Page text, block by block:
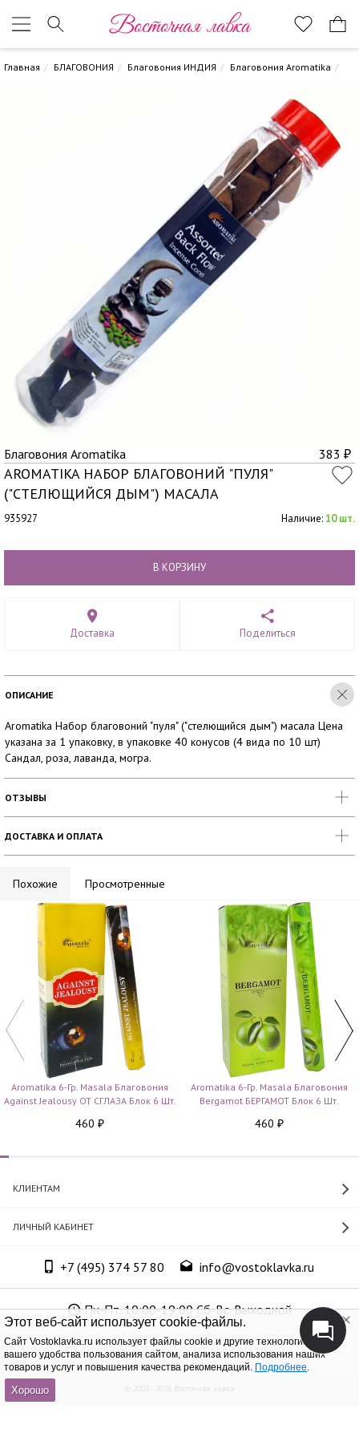
Этот веб-сайт использует cookie-файлы.
Cайт Vostoklavka.ru использует файлы cookie и другие технологии для
вашего удобства пользования сайтом, анализа использования наших
товаров и услуг и повышения качества рекомендаций. Подробнее.
Хорошо
Восточная лавка
Главная БЛАГОВОНИЯ Благовония ИНДИЯ Благовония Aromatika
Благовония Aromatika 383 ₽
AROMATIKA НАБОР БЛАГОВОНИЙ "ПУЛЯ"
("СТЕЛЮЩИЙСЯ ДЫМ") МАСАЛА
935927 Наличие:10 шт.
В КОРЗИНУ
Доставка Поделиться
ОПИСАНИЕ
Aromatika Набор благовоний "пуля" ("стелющийся дым") масала Цена
указана за 1 упаковку, в упаковке 40 конусов (4 вида по 10 шт)
Сандал, роза, лаванда, могра.
ОТЗЫВЫ
ДОСТАВКА И ОПЛАТА
Похожие Просмотренные
Aromatika 6-Гр. Masala Благовония
Against Jealousy ОТ СГЛАЗА Блок 6 Шт.
460 ₽
Aromatika 6-Гр. Masala Благовония
Bergamot БЕРГАМОТ Блок 6 Шт.
460 ₽
КЛИЕНТАМ
ЛИЧНЫЙ КАБИНЕТ
+7 (495) 374 57 80 info@vostoklavka.ru
Пн-Пт. 10:00-19:00 Сб-Вс. Выходной
ООО «Юнит Групп», ОГРН 1147746305574